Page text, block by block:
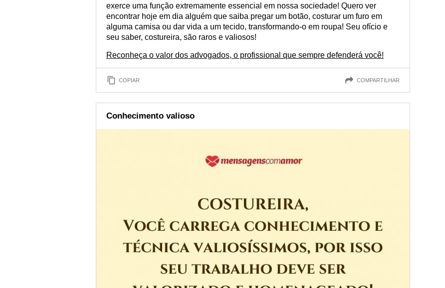
exerce uma função extremamente essencial em nossa sociedade! Quero ver
encontrar hoje em dia alguém que saiba pregar um botão, costurar um furo em
alguma camisa ou dar vida a um tecido, transformando-o em roupa! Seu ofício e
seu saber, costureira, são raros e valiosos!
Reconheça o valor dos advogados, o profissional que sempre defenderá você!
COPIAR COMPARTILHAR
Conhecimento valioso